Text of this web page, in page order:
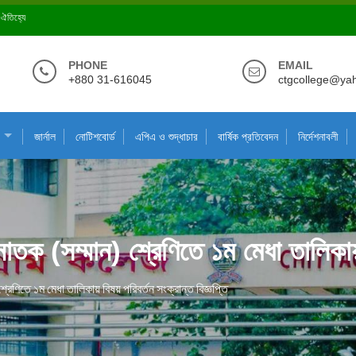
ঐতিহ্যে
PHONE
+880 31-616045
EMAIL
জার্নাল নোটিশবোর্ড এপিএ ও শুদ্ধাচার বার্ষিক প্রতিবেদন নির্দেশনাবলী
(সম্মান) শ্রেণিতে ১ম মেধা
১ম মেধা তালিকায় বিষয় পরিবর্তন সংক্রান্ত বিজ্ঞপ্তি